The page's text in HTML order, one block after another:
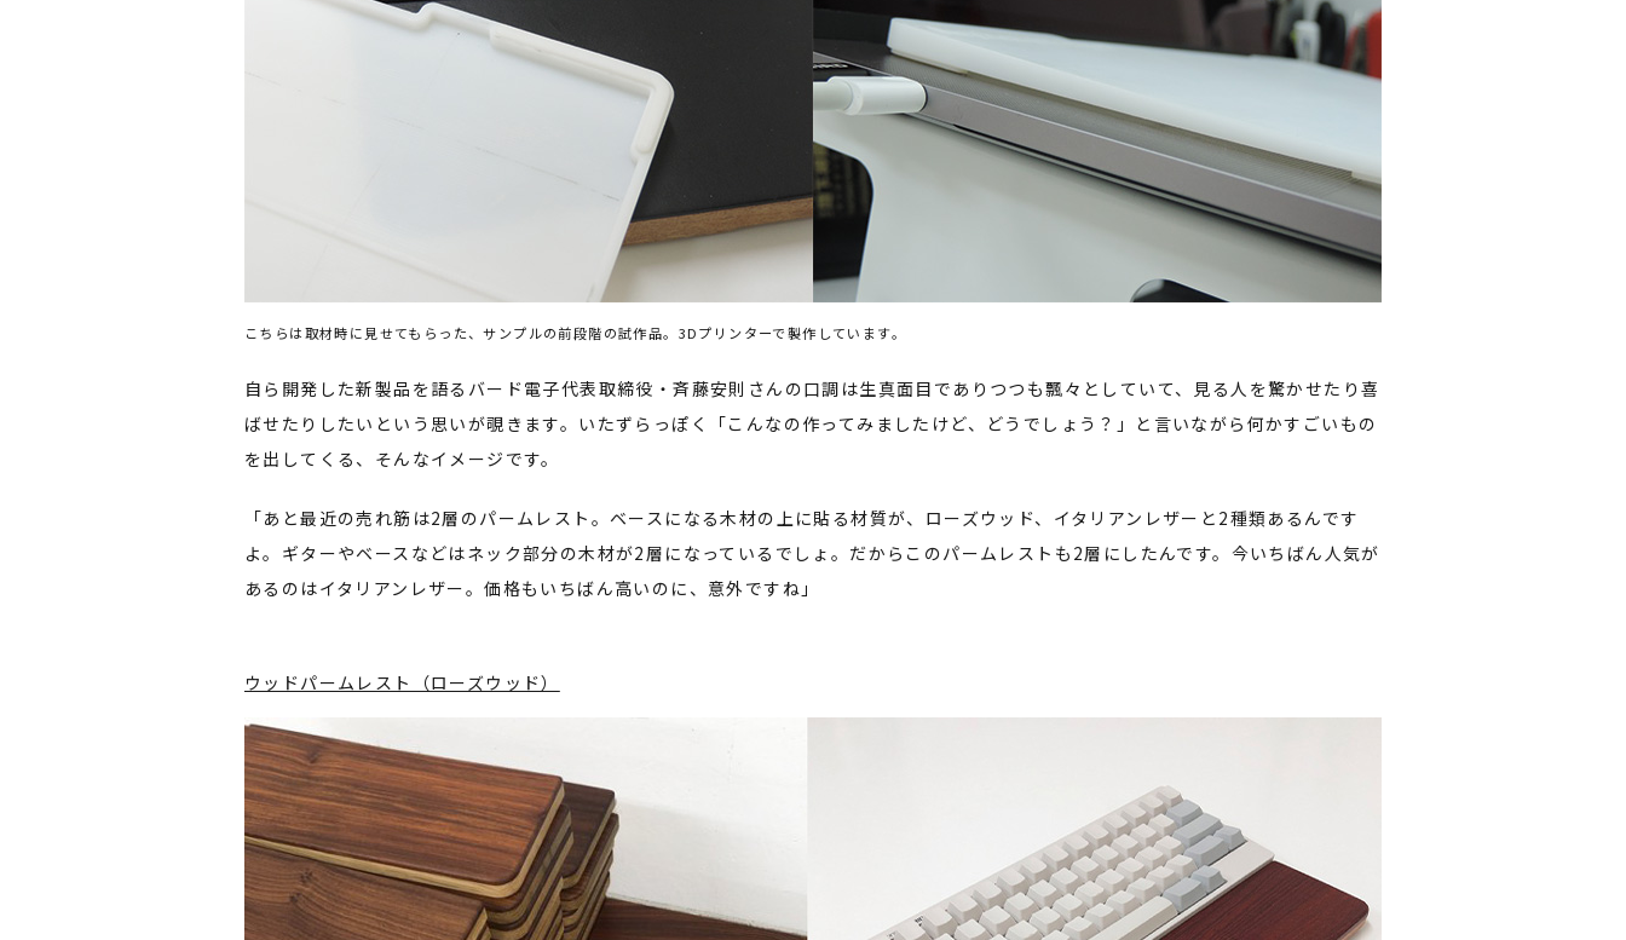
こちらは取材時に見せてもらった、サンプルの前段階の試作品。3Dプリンターで製作しています。
自ら開発した新製品を語るバード電子代表取締役・斉藤安則さんの口調は生真面目でありつつも飄々としていて、見る人を驚かせたり喜
ばせたりしたいという思いが覗きます。いたずらっぽく「こんなの作ってみましたけど、どうでしょう？」と言いながら何かすごいもの
を出してくる、そんなイメージです。
「あと最近の売れ筋は2層のパームレスト。ベースになる木材の上に貼る材質が、ローズウッド、イタリアンレザーと2種類あるんです
よ。ギターやベースなどはネック部分の木材が2層になっているでしょ。だからこのパームレストも2層にしたんです。今いちばん人気が
あるのはイタリアンレザー。価格もいちばん高いのに、意外ですね」
ウッドパームレスト（ローズウッド）